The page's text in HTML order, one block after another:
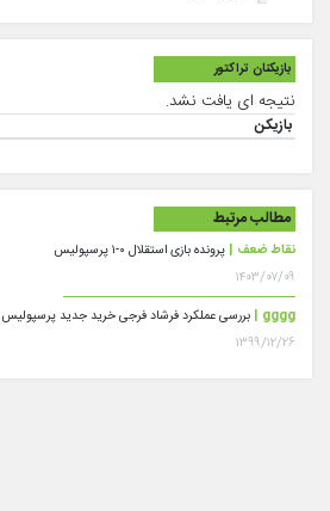
بازیکنان تراکتور
نتیجه ای یافت نشد.
بازیکن
مطالب مرتبط
نقاط ضعف | پرونده بازی استقلال ۰-۱ پرسپولیس
۱۴۰۳/۰۷/۰۹
gggg | بررسی عملکرد فرشاد فرجی خرید جدید پرسپولیس
۱۳۹۹/۱۲/۲۶